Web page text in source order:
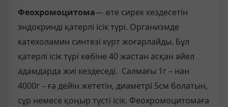
Феохромоцитома— өте сирек кездесетін
эндокринді қатерлі ісік түрі. Организмде
катехоламин синтезі күрт жоғарлайды. Бұл
қатерлі ісік түрі көбіне 40 жастан асқан әйел
адамдарда жиі кездеседі. Салмағы 1г – нан
4000г – ға дейін жететін, диаметрі 5см болатын,
сұр немесе қоңыр түсті ісік. Феохромоцитомаға